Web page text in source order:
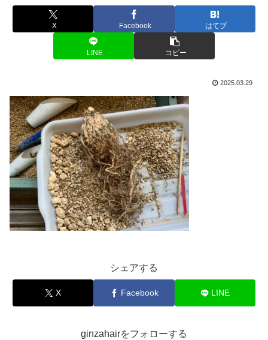
X Facebook はてブ
LINE コピー
2025.03.29
シェアする
X Facebook LINE
ginzahairをフォローする